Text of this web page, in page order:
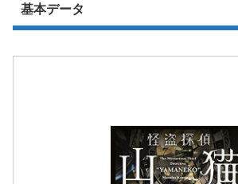
基本データ